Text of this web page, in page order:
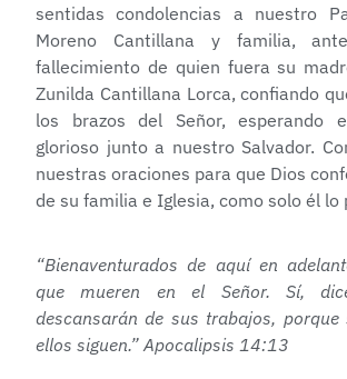
sentidas condolencias a nuestro
Moreno Cantillana y familia,
fallecimiento de quien fuera su
Zunilda Cantillana Lorca, confiando
los brazos del Señor, esperando
glorioso junto a nuestro Salvador.
nuestras oraciones para que Dios
de su familia e Iglesia, como solo él lo
“Bienaventurados de aquí en
que mueren en el Señor. Sí,
descansarán de sus trabajos,
ellos siguen.” Apocalipsis 14:13